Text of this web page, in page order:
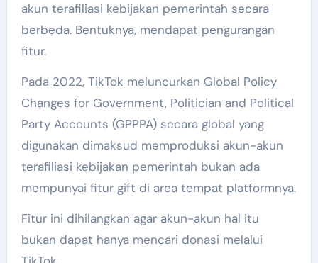
akun terafiliasi kebijakan pemerintah secara
berbeda. Bentuknya, mendapat pengurangan
fitur.
Pada 2022, TikTok meluncurkan Global Policy
Changes for Government, Politician and Political
Party Accounts (GPPPA) secara global yang
digunakan dimaksud memproduksi akun-akun
terafiliasi kebijakan pemerintah bukan ada
mempunyai fitur gift di area tempat platformnya.
Fitur ini dihilangkan agar akun-akun hal itu
bukan dapat hanya mencari donasi melalui